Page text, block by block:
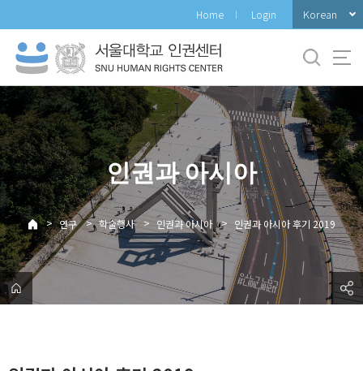
로
메
뉴
Home Login Korean
인권과 아시아
> 연구 > 학술행사 > 인권과 아시아 > 인권과 아시아 후기 2019